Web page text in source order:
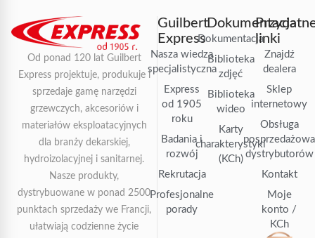
Od ponad 120 lat Guilbert
Express projektuje, produkuje i
sprzedaje gamę narzędzi
grzewczych, akcesoriów i
materiałów eksploatacyjnych
dla branży dekarskiej,
hydroizolacyjnej i sanitarnej.
Nasze produkty,
dystrybuowane w ponad 2500
punktach sprzedaży we Francji,
ułatwiają codzienne życie
Guilbert
Express
Nasza wiedza
specjalistyczna
Express
od 1905
roku
Badania i
rozwój
Rekrutacja
Profesjonalne
porady
Dokumentacja
Dokumentacja
Biblioteka
zdjęć
Biblioteka
wideo
Karty
charakterystyki
(KCh)
linki
Znajdź
dealera
Sklep
internetowy
Obsługa
posprzedażowa
dystrybutorów
Kontakt
Moje
konto /
KCh